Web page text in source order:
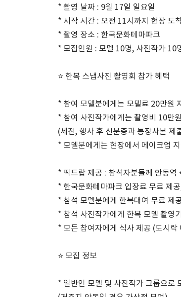
* 촬영 날짜 : 9월 17일 일요일
* 시작 시간 : 오전 11시까지 현장 도
* 촬영 장소 : 한국문화테마파크
* 모집인원 : 모델 10명, 사진작가 10
⭐️ 한복 스냅사진 촬영회 참가 혜택
* 참여 모델분에게는 모델료 20만원
* 참여 사진작가에게는 촬영비 10만
(세전, 행사 후 신분증과 통장사본 제
* 모델분에게는 현장에서 메이크업
* 픽드랍 제공 : 참석자분들께 안동
* 한국문화테마파크 입장료 무료 제
* 참석 모델분에게 한복대여 무료 제
* 참석 사진작가에게 한복 모델 촬영
* 모든 참여자에게 식사 제공 (도시락
⭐️ 모집 정보
* 일반인 모델 및 사진작가 그룹으로